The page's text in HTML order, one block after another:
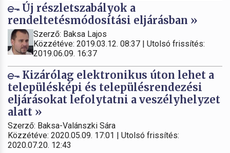
Új részletszabályok a
rendeltetésmódosítási eljárásban »
Szerző: Baksa Lajos
Közzétéve: 2019.03.12. 08:37 | Utolsó frissítés:
2019.06.09. 16:37
Kizárólag elektronikus úton lehet a
településképi és településrendezési
eljárásokat lefolytatni a veszélyhelyzet
alatt »
Szerző: Baksa-Valánszki Sára
Közzétéve: 2020.05.09. 17:01 | Utolsó frissítés:
2020.07.20. 12:43